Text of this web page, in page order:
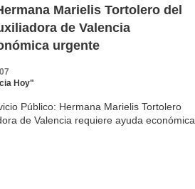
Marielis Tortolero del
de Valencia
urgente
Hoy"